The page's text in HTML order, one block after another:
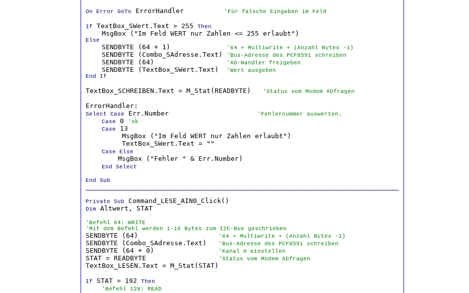
On Error GoTo ErrorHandler 'Für falsche Eingaben im Feld
If TextBox_SWert.Text > 255 Then
Else
SENDBYTE (64 + 1) '64 = Multiwrite + (Anzahl Bytes -1)
    SENDBYTE (Combo_SAdresse.Text)
'Bus-Adresse des PCF8591 schreiben
    SENDBYTE (64)
'AD-Wandler freigeben
    SENDBYTE (TextBox_SWert.Text)
'Wert ausgeben
End If
TextBox_SCHREIBEN.Text = M_Stat(READBYTE) 'Status vom Modem Abfragen
Select Case Err.Number
'Fehlernummer auswerten.
Case
0
'ok
Case
13
         MsgBox ("Im Feld WERT nur Zahlen erlaubt")
         TextBox_SWert.Text = ""
Case Else
        MsgBox ("Fehler " & Err.Number)
End Select
End Sub
Private Sub
Dim Altwert, STAT
'Befehl 64: WRITE
'Mit dem Befehl werden 1-16 Bytes zum I2C-Bus geschrieben
SENDBYTE (64) '64 = Multiwrite + (Anzahl Bytes -1)
SENDBYTE (Combo_SAdresse.Text) 'Bus-Adresse des PCF8591 schreiben
SENDBYTE (64 + 0) 'Kanal 0 einstellen
STAT = READBYTE 'Status vom Modem Abfragen
TextBox_LESEN.Text = M_Stat(STAT)
If STAT = 192
Then
'Befehl 128: READ